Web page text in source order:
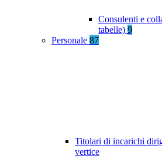
Consulenti e
tabelle) 9
Personale 87
Titolari di incarichi
vertice